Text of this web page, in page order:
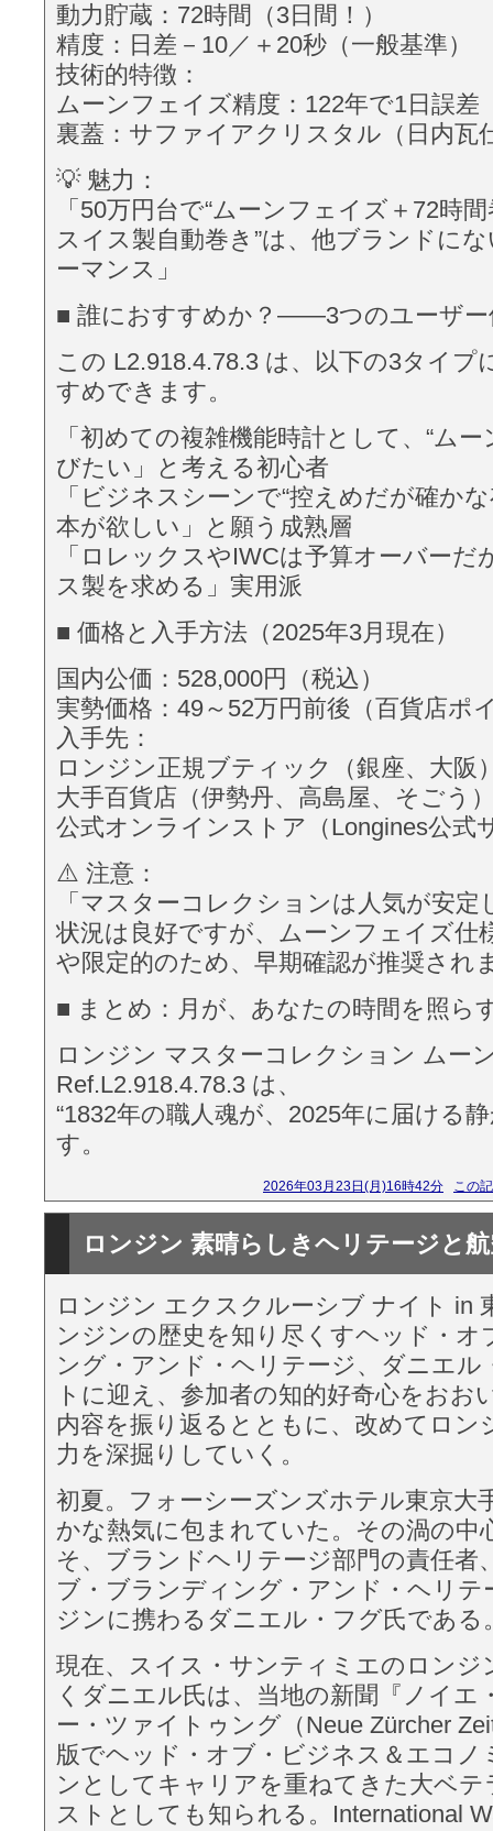
動力貯蔵：72時間（3日間！）
精度：日差－10／＋20秒（一般基準）
技術的特徴：
ムーンフェイズ精度：122年で1日誤差
裏蓋：サファイアクリスタル（日内瓦
💡 魅力：
「50万円台で“ムーンフェイズ＋72時
スイス製自動巻き”は、他ブランドに
ーマンス」
■ 誰におすすめか？——3つのユーザー
この L2.918.4.78.3 は、以下の3タイプ
すめできます。
「初めての複雑機能時計として、“ム
びたい」と考える初心者
「ビジネスシーンで“控えめだが確か
本が欲しい」と願う成熟層
「ロレックスやIWCは予算オーバーだ
ス製を求める」実用派
■ 価格と入手方法（2025年3月現在）
国内公価：528,000円（税込）
実勢価格：49～52万円前後（百貨店ポ
入手先：
ロンジン正規ブティック（銀座、大阪
大手百貨店（伊勢丹、高島屋、そごう
公式オンラインストア（Longines公式
⚠️ 注意：
「マスターコレクションは人気が安定
状況は良好ですが、ムーンフェイズ仕
や限定的のため、早期確認が推奨され
■ まとめ：月が、あなたの時間を照ら
ロンジン マスターコレクション ムー
Ref.L2.918.4.78.3 は、
“1832年の職人魂が、2025年に届ける
す。
2026年03月23日(月)16時42分 この
ロンジン 素晴らしきヘリテージと
ロンジン エクスクルーシブ ナイト in
ンジンの歴史を知り尽くすヘッド・オ
ング・アンド・ヘリテージ、ダニエル
トに迎え、参加者の知的好奇心をおお
内容を振り返るとともに、改めてロン
力を深掘りしていく。
初夏。フォーシーズンズホテル東京大
かな熱気に包まれていた。その渦の中
そ、ブランドヘリテージ部門の責任者
ブ・ブランディング・アンド・ヘリテ
ジンに携わるダニエル・フグ氏である
現在、スイス・サンティミエのロンジ
くダニエル氏は、当地の新聞『ノイエ
ー・ツァイトゥング（Neue Zürcher
版でヘッド・オブ・ビジネス＆エコノ
ンとしてキャリアを重ねてきた大ベ
ストとしても知られる。International